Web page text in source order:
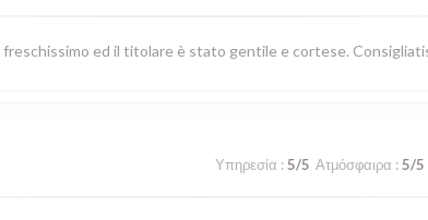
ed il titolare è stato gentile e cortese.
Υπηρεσία : 5/5 Ατμόσφαιρα : 5/5